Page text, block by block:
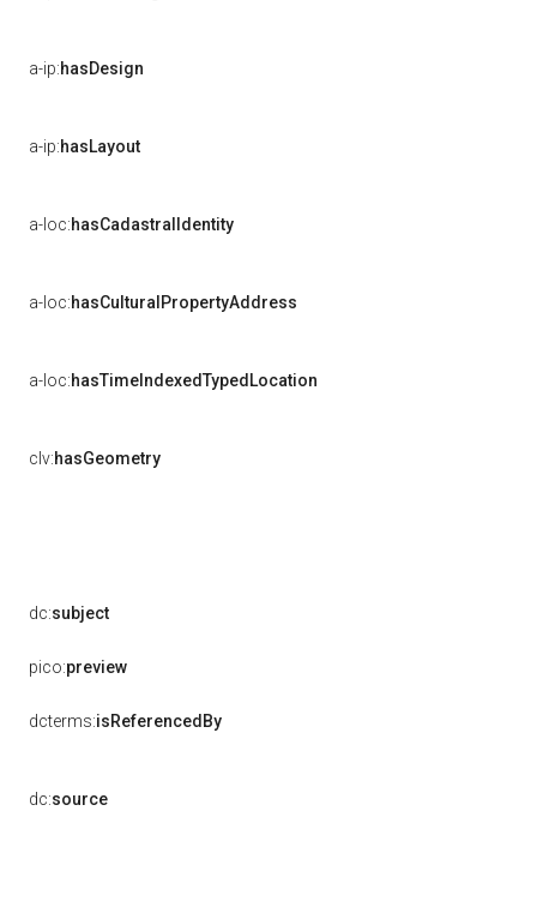
a-ip:hasDesign
a-ip:hasLayout
a-loc:hasCadastralIdentity
a-loc:hasCulturalPropertyAddress
a-loc:hasTimeIndexedTypedLocation
clv:hasGeometry
dc:subject
pico:preview
dcterms:isReferencedBy
dc:source